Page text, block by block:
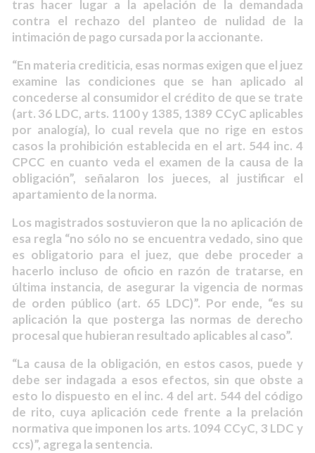
tras hacer lugar a la apelación de la demandada
contra el rechazo del planteo de nulidad de la
intimación de pago cursada por la accionante.
“En materia crediticia, esas normas exigen que el juez
examine las condiciones que se han aplicado al
concederse al consumidor el crédito de que se trate
(art. 36 LDC, arts. 1100 y 1385, 1389 CCyC aplicables
por analogía), lo cual revela que no rige en estos
casos la prohibición establecida en el art. 544 inc. 4
CPCC en cuanto veda el examen de la causa de la
obligación”, señalaron los jueces, al justificar el
apartamiento de la norma.
Los magistrados sostuvieron que la no aplicación de
esa regla “no sólo no se encuentra vedado, sino que
es obligatorio para el juez, que debe proceder a
hacerlo incluso de oficio en razón de tratarse, en
última instancia, de asegurar la vigencia de normas
de orden público (art. 65 LDC)”. Por ende, “es su
aplicación la que posterga las normas de derecho
procesal que hubieran resultado aplicables al caso”.
“La causa de la obligación, en estos casos, puede y
debe ser indagada a esos efectos, sin que obste a
esto lo dispuesto en el inc. 4 del art. 544 del código
de rito, cuya aplicación cede frente a la prelación
normativa que imponen los arts. 1094 CCyC, 3 LDC y
ccs)”, agrega la sentencia.